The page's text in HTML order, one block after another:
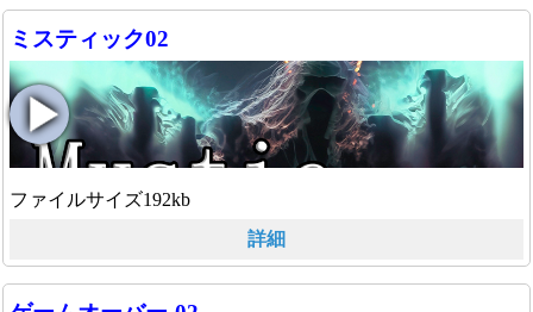
ミスティック02
ファイルサイズ192kb
詳細